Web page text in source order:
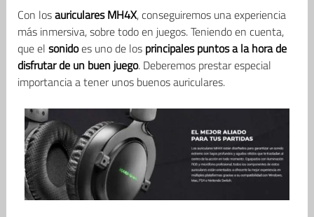
Con losauriculares MH4X, conseguiremos una experiencia
más inmersiva, sobre todo en juegos. Teniendo en cuenta,
que el sonidoes uno de los principales puntos a la hora de
disfrutar de un buen juego. Deberemos prestar especial
importancia a tener unos buenos auriculares.